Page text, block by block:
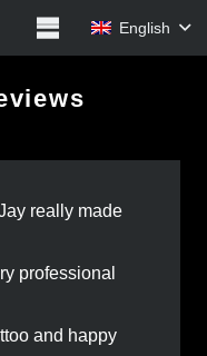
English
really made
professional
and happy